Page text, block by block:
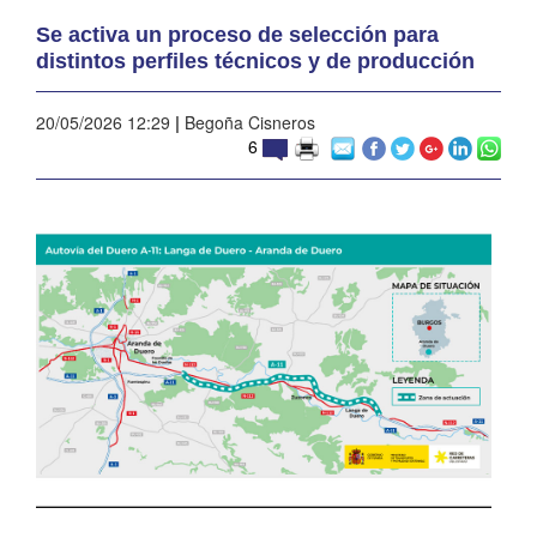
Se activa un proceso de selección para
distintos perfiles técnicos y de producción
20/05/2026 12:29 | Begoña Cisneros
6